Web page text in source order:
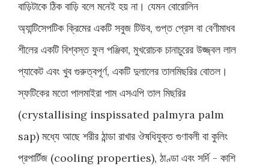
বাড়িটাকে ঠিক বাড়ি বলে মনেই হয় না। যেমন বোরোলিন
অ্যান্টিসেপটিক ক্রিমের একটি সবুজ টিউব, গুপ্ত প্রেস বা বেণীমাধব
শীলের একটি বিশ্বস্ত ফুল পঞ্জিকা, মুখরোচক চানাচুরের উজ্জ্বল লাল
প্যাকেট এবং খুব গুরুত্বপূর্ণ, একটি দুলালের তালমিছরির বোতল।
স্ফটিকের মতো পালমাইরা পাম এসএপি তাল মিছরির
(crystallising inspissated palmyra palm
sap) মধ্যে আছে শরীর ঠান্ডা রাখার ঔষধিযুক্ত গুণাবলী বা কুলিং
প্রপার্টিজ (cooling properties), ঠাণ্ডা এবং সর্দি - কাশি